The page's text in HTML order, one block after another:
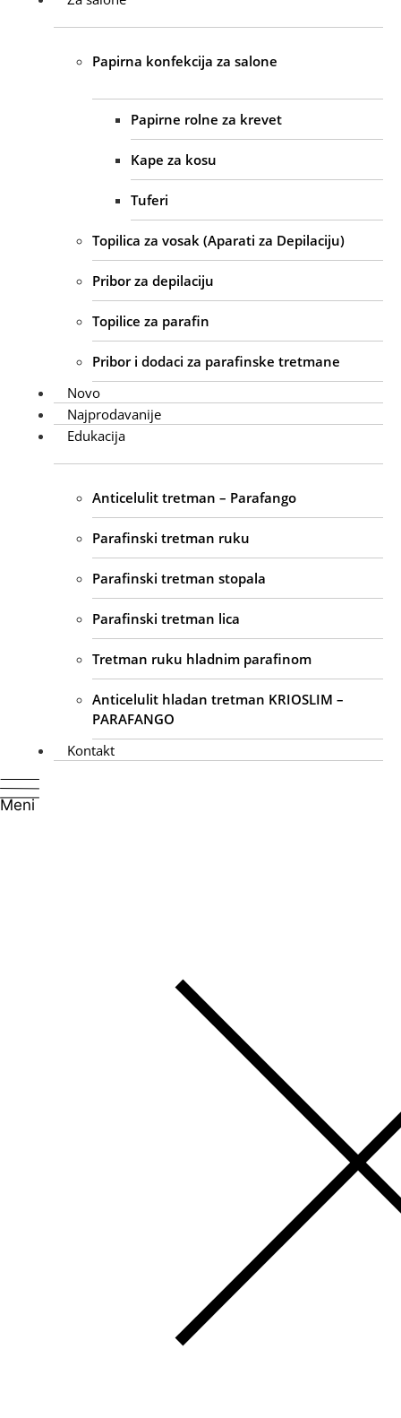
Papirna konfekcija za salone
Papirne rolne za krevet
Kape za kosu
Tuferi
Topilica za vosak (Aparati za Depilaciju)
Pribor za depilaciju
Topilice za parafin
Pribor i dodaci za parafinske tretmane
Novo
Najprodavanije
Edukacija
Anticelulit tretman – Parafango
Parafinski tretman ruku
Parafinski tretman stopala
Parafinski tretman lica
Tretman ruku hladnim parafinom
Anticelulit hladan tretman KRIOSLIM –
PARAFANGO
Kontakt